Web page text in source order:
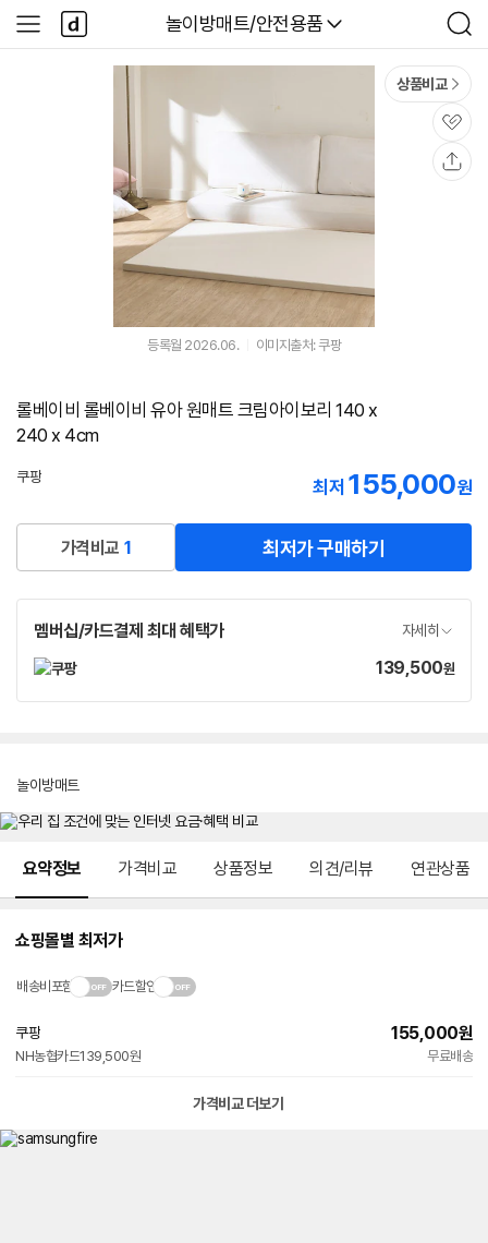
다나와
놀이방매트/안전용품
검
색
사
이
다
나
와
상품비교
관
심
등록월 2026.06. 이미지출처: 쿠팡
롤베이비 롤베이비 유아 원매트 크림아이보리 140 x
240 x 4cm
쿠팡
최저 155,000원
가격비교 1 최저가 구매하기
멤버십/카드결제 최대 혜택가 자세히
가
139,500원
놀이방매트
요약정보 가격비교 상품정보 의견/리뷰 연관상품
쇼핑몰별 최저가
배송비포함 카드할인
쿠팡
NH농협카드139,500원
155,000원
무료배송
가격비교 더보기